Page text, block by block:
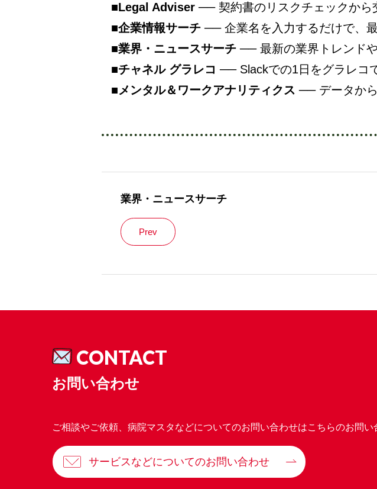
■Legal Adviser ── 契約書のリスクチェックから
■企業情報サーチ ── 企業名を入力するだけで、
■業界・ニュースサーチ ── 最新の業界トレンド
■チャネル グラレコ ── Slackでの1日をグラレコ
■メンタル＆ワークアナリティクス ── データか
業界・ニュースサーチ
Prev
CONTACT
お問い合わせ
ご相談やご依頼、病院マスタなどについてのお問い合わせはこちらのお問い
サービスなどについてのお問い合わせ